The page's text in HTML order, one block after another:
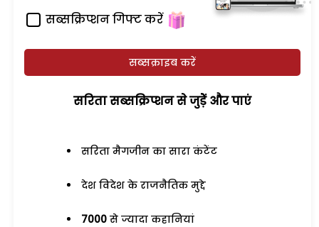
सब्सक्रिप्शन गिफ्ट करें
सब्सक्राइब करें
सरिता सब्सक्रिप्शन से जुड़ेें और पाएं
सरिता मैगजीन का सारा कंटेंट
देश विदेश के राजनैतिक मुद्दे
7000 से ज्यादा कहानियां